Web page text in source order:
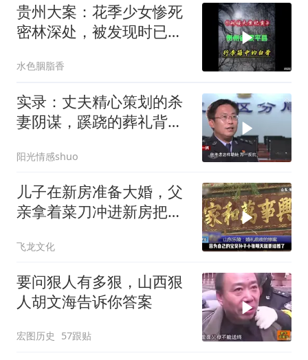
贵州大案：花季少女惨死
密林深处，被发现时已成
水色胭脂香
实录：丈夫精心策划的杀
妻阴谋，蹊跷的葬礼背
阳光情感shuo
儿子在新房准备大婚，父
亲拿着菜刀冲进新房把儿
飞龙文化
要问狠人有多狠，山西狠
人胡文海告诉你答案
宏图历史 57跟贴